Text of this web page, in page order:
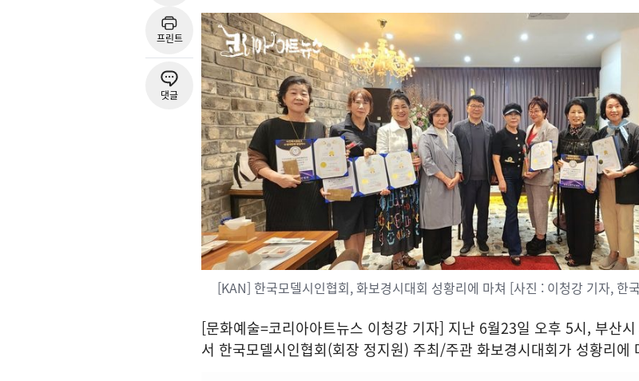
프린트
댓글
[KAN] 한국모델시인협회, 화보경시대회 성황리에 마쳐 [사진 : 이청강 기자, 한
[문화예술=코리아아트뉴스 이청강 기자] 지난 6월23일 오후 5시, 부산
서 한국모델시인협회(회장 정지원) 주최/주관 화보경시대회가 성황리에